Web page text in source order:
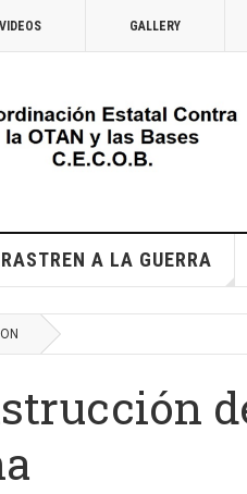
VIDEOS GALLERY
A LA GUERRA